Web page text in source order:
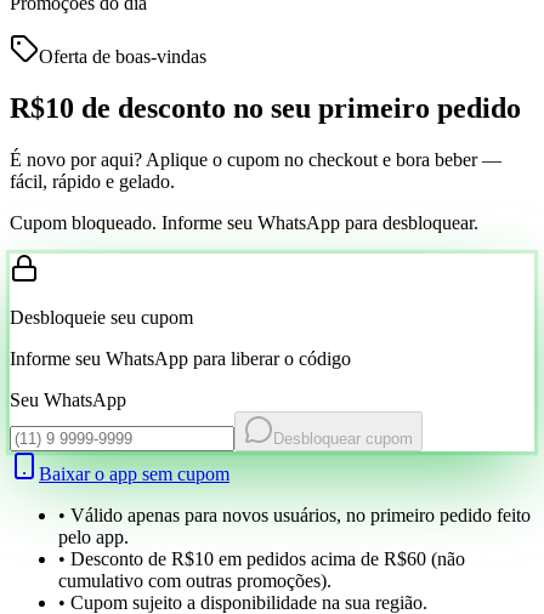
Oferta de boas-vindas
R$10 de desconto no seu primeiro pedido
É novo por aqui? Aplique o cupom no checkout e bora beber —
fácil, rápido e gelado.
Cupom bloqueado. Informe seu WhatsApp para desbloquear.
Desbloqueie seu cupom
Informe seu WhatsApp para liberar o código
Seu WhatsApp
Desbloquear cupom
Baixar o app sem cupom
• Válido apenas para novos usuários, no primeiro pedido feito
pelo app.
• Desconto de R$10 em pedidos acima de R$60 (não
cumulativo com outras promoções).
• Cupom sujeito a disponibilidade na sua região.